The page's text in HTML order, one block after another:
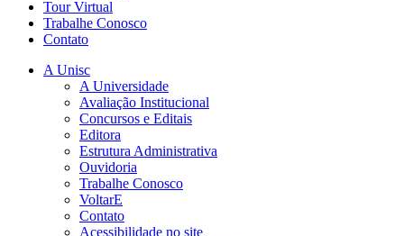
Tour Virtual
Trabalhe Conosco
Contato
A Unisc
A Universidade
Avaliação Institucional
Concursos e Editais
Editora
Estrutura Administrativa
Ouvidoria
Trabalhe Conosco
VoltarE
Contato
Acessibilidade no site